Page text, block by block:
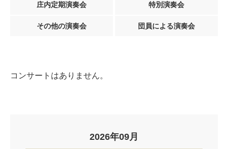
庄内定期演奏会 特別演奏会
その他の演奏会 団員による演奏会
コンサートはありません。
2026年09月